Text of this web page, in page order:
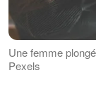
Une femme
Pexels